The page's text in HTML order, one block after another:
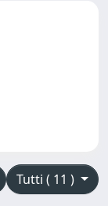
Tutti ( 11 )